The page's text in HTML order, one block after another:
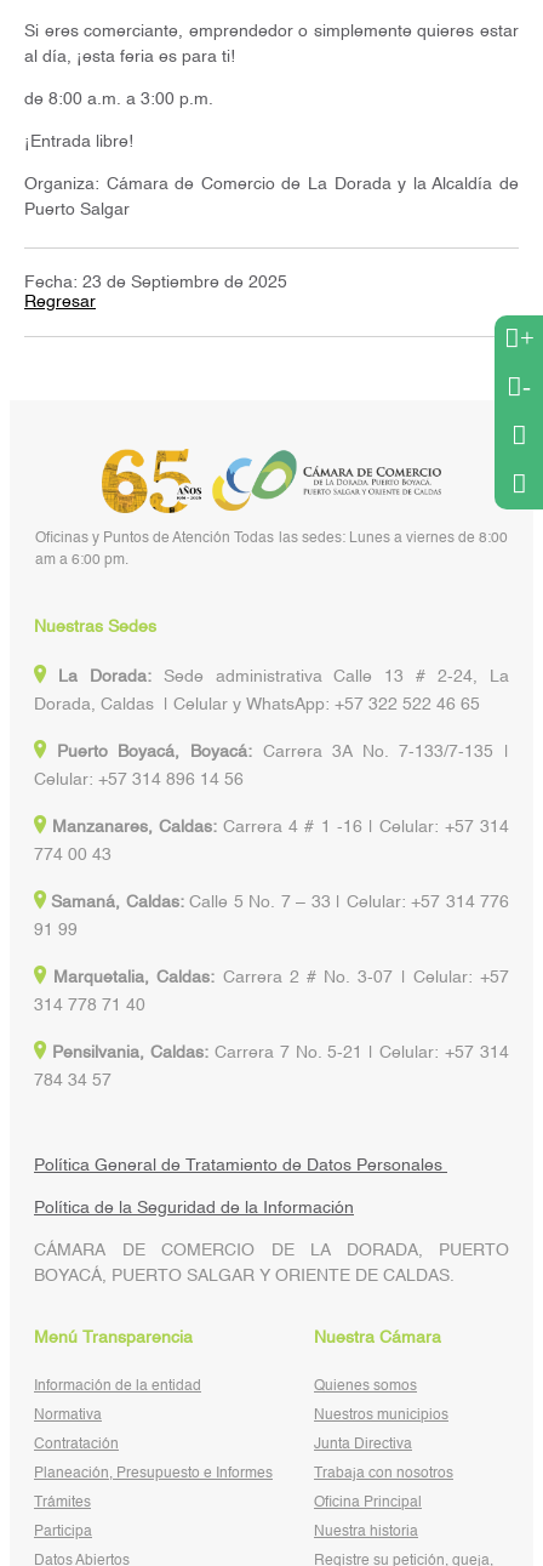
Si eres comerciante, emprendedor o simplemente quieres estar
al día, ¡esta feria es para ti!
de 8:00 a.m. a 3:00 p.m.
¡Entrada libre!
Organiza: Cámara de Comercio de La Dorada y la Alcaldía de
Puerto Salgar
Fecha: 23 de Septiembre de 2025
Regresar
+
-
Oficinas y Puntos de Atención Todas las sedes: Lunes a viernes de 8:00
am a 6:00 pm.
Nuestras Sedes
La Dorada:Sede administrativa Calle 13 # 2-24, La
Dorada, Caldas | Celular y WhatsApp: +57 322 522 46 65
Puerto Boyacá, Boyacá:Carrera 3A No. 7-133/7-135 |
Celular: +57 314 896 14 56
Manzanares, Caldas: Carrera 4 # 1 -16 | Celular: +57 314
774 00 43
Samaná, Caldas:Calle 5 No. 7 – 33 | Celular: +57 314 776
91 99
Marquetalia, Caldas: Carrera 2 # No. 3-07 | Celular: +57
314 778 71 40
Pensilvania, Caldas:Carrera 7 No. 5-21 | Celular: +57 314
784 34 57
Política General de Tratamiento de Datos Personales
Política de la Seguridad de la Información
CÁMARA DE COMERCIO DE LA DORADA, PUERTO
BOYACÁ, PUERTO SALGAR Y ORIENTE DE CALDAS.
Menú Transparencia
Información de la entidad
Normativa
Contratación
Planeación, Presupuesto e Informes
Trámites
Participa
Datos Abiertos
Nuestra Cámara
Quienes somos
Nuestros municipios
Junta Directiva
Trabaja con nosotros
Oficina Principal
Nuestra historia
Registre su petición, queja,